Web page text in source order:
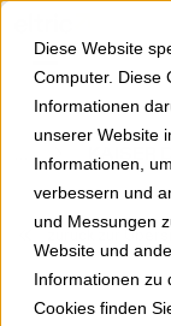
Diese Website
Computer. Diese
Informationen
unserer Website
Informationen,
verbessern und
und Messungen
Website und
Informationen zu
Cookies finden
Springe zu
zurück zur